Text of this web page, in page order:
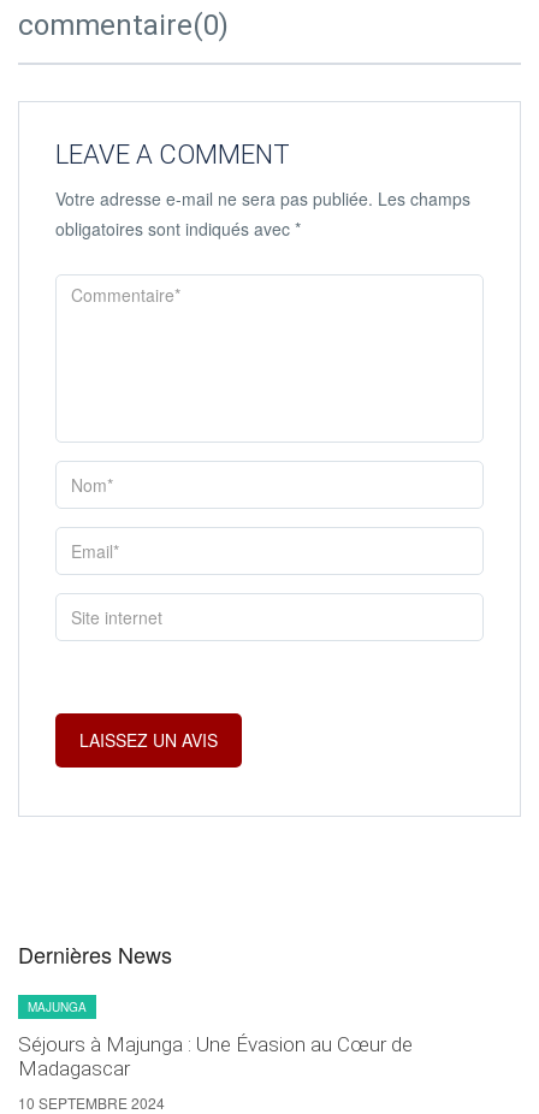
commentaire(0)
LEAVE A COMMENT
Votre adresse e-mail ne sera pas publiée. Les champs
obligatoires sont indiqués avec *
Dernières News
MAJUNGA
Séjours à Majunga : Une Évasion au Cœur de
Madagascar
10 SEPTEMBRE 2024